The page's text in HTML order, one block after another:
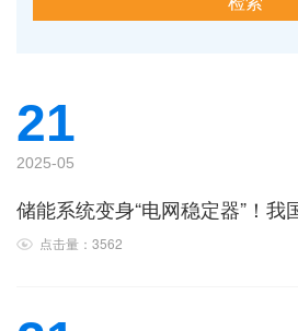
21
2025-05
点击量：3562